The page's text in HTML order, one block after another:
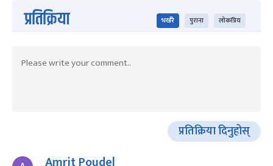
प्रतिक्रिया भर्खरै पुराना लोकप्रिय
प्रतिक्रिया दिनुहोस्